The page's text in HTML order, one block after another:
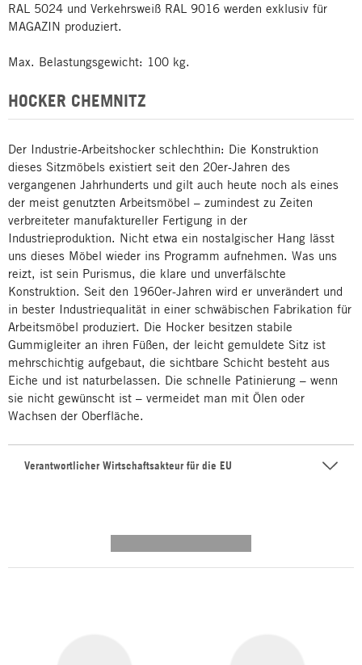
RAL 5024 und Verkehrsweiß RAL 9016 werden exklusiv für
MAGAZIN produziert.
Max. Belastungsgewicht: 100 kg.
HOCKER CHEMNITZ
Der Industrie-Arbeitshocker schlechthin: Die Konstruktion
dieses Sitzmöbels existiert seit den 20er-Jahren des
vergangenen Jahrhunderts und gilt auch heute noch als eines
der meist genutzten Arbeitsmöbel – zumindest zu Zeiten
verbreiteter manufaktureller Fertigung in der
Industrieproduktion. Nicht etwa ein nostalgischer Hang lässt
uns dieses Möbel wieder ins Programm aufnehmen. Was uns
reizt, ist sein Purismus, die klare und unverfälschte
Konstruktion. Seit den 1960er-Jahren wird er unverändert und
in bester Industriequalität in einer schwäbischen Fabrikation für
Arbeitsmöbel produziert. Die Hocker besitzen stabile
Gummigleiter an ihren Füßen, der leicht gemuldete Sitz ist
mehrschichtig aufgebaut, die sichtbare Schicht besteht aus
Eiche und ist naturbelassen. Die schnelle Patinierung – wenn
sie nicht gewünscht ist – vermeidet man mit Ölen oder
Wachsen der Oberfläche.
Verantwortlicher Wirtschaftsakteur für die EU